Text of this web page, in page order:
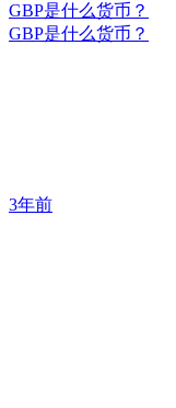
GBP是什么货币？
GBP是什么货币？
3年前